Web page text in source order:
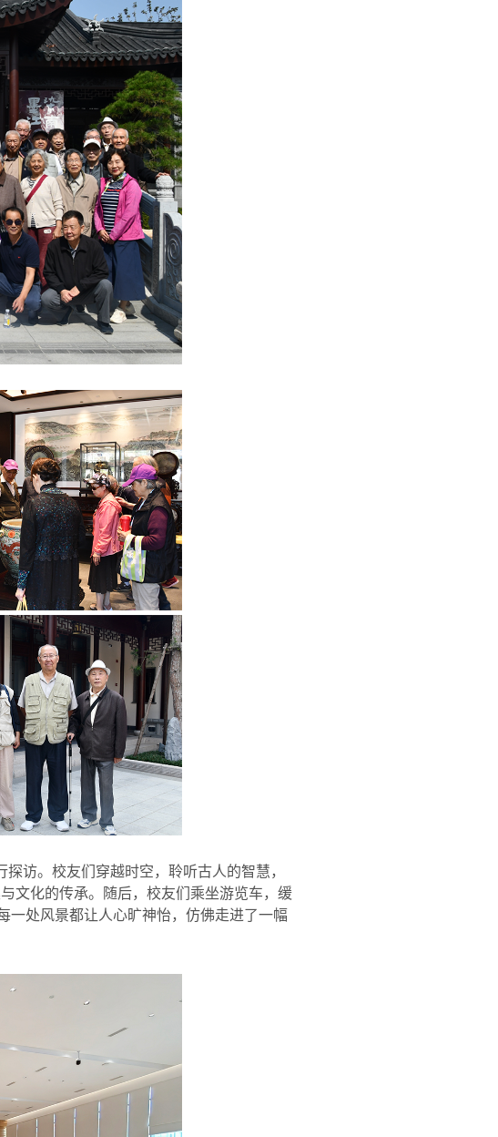
访。校友们穿越时空，聆听古人的智慧，
文化的传承。随后，校友们乘坐游览车，缓
一处风景都让人心旷神怡，仿佛走进了一幅